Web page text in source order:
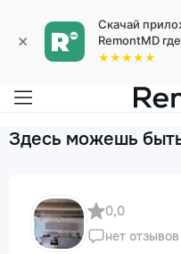
×
Скачай
RemontMD
★★★★★
Здесь можешь
0,0
нет отзывов